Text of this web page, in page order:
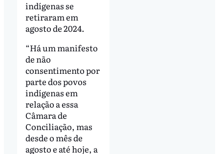
indígenas se
retiraram em
agosto de 2024.
“Há um manifesto
de não
consentimento por
parte dos povos
indígenas em
relação a essa
Câmara de
Conciliação, mas
desde o mês de
agosto e até hoje, a